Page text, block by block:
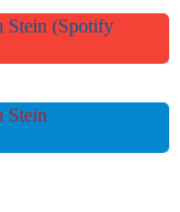
Stein (Spotify
Stein